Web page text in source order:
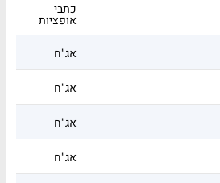
כתבי
אופציות
אג"ח
אג"ח
אג"ח
אג"ח